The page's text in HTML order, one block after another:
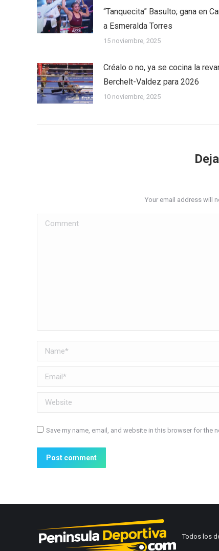
“Tanquecita” Basulto; gana en
a Esmeralda Torres
15 noviembre, 2025
Créalo o no, ya se cocina la
Berchelt-Valdez para 2026
10 noviembre, 2025
Your email address will
Comment
Name *
Email *
Website
Save my name, email, and website in this browser for the
Post comment
Todos los